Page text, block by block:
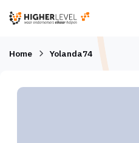
Home Yolanda74